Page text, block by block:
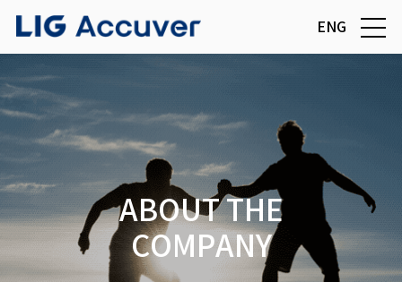
ENG
ABOUT THE
COMPANY